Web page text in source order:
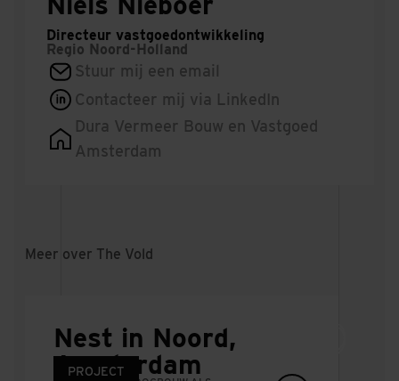
Directeur vastgoedontwikkeling
Regio Noord-Holland
Stuur mij een email
Contacteer mij via LinkedIn
Dura Vermeer Bouw en Vastgoed
Amsterdam
Meer over The Vold
NIEUWS
PROJECT
PROJECT
Nest in Noord,
Amsterdam